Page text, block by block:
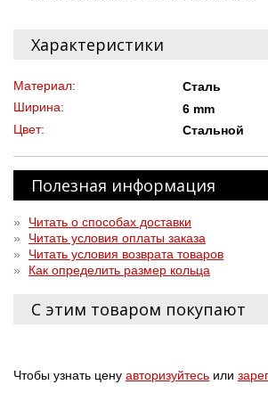
Характеристики
Материал:
Сталь
Ширина:
6 mm
Цвет:
Стальной
Полезная информация
»
Читать о способах доставки
»
Читать условия оплаты заказа
»
Читать условия возврата товаров
»
Как определить размер кольца
С этим товаром покупают
Чтобы узнать цену авторизуйтесь или